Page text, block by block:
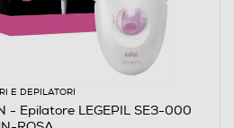
E DEPILATORI
- Epilatore LEGEPIL SE3-000